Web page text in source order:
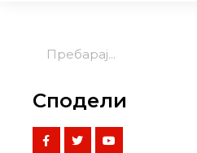
Сподели